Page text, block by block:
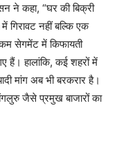
ने कहा, “घर की बिक्री
गिरावट नहीं बल्कि एक
सेगमेंट में किफायती
हैं। हालांकि, कई शहरों में
मांग अब भी बरकरार है।
जैसे प्रमुख बाजारों का